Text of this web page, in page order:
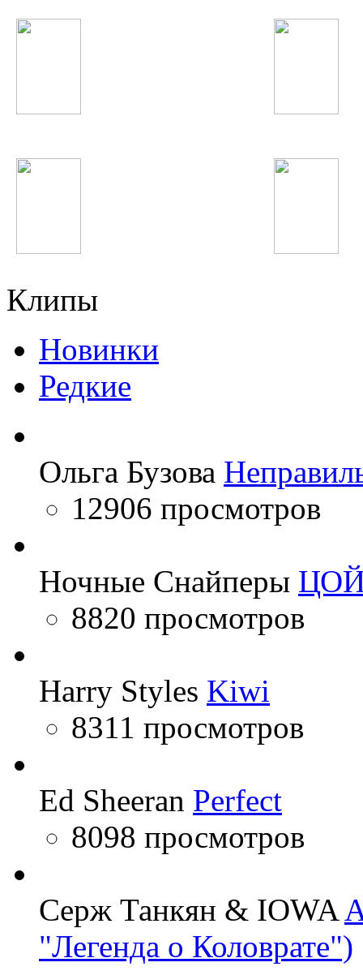
Клипы
Новинки
Редкие
Ольга Бузова
12906 просмотров
Ночные Снайперы
8820 просмотров
Harry Styles Kiwi
8311 просмотров
Ed Sheeran Perfect
8098 просмотров
Серж Танкян & IOWA
"Легенда о Коловрате")